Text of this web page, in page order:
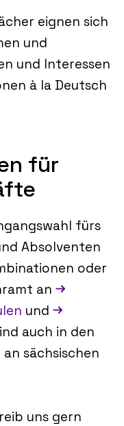
eignen sich
und
und Interessen
à la Deutsch
für
fürs
Absolventen
oder
an
und
auch in den
sächsischen
uns gern